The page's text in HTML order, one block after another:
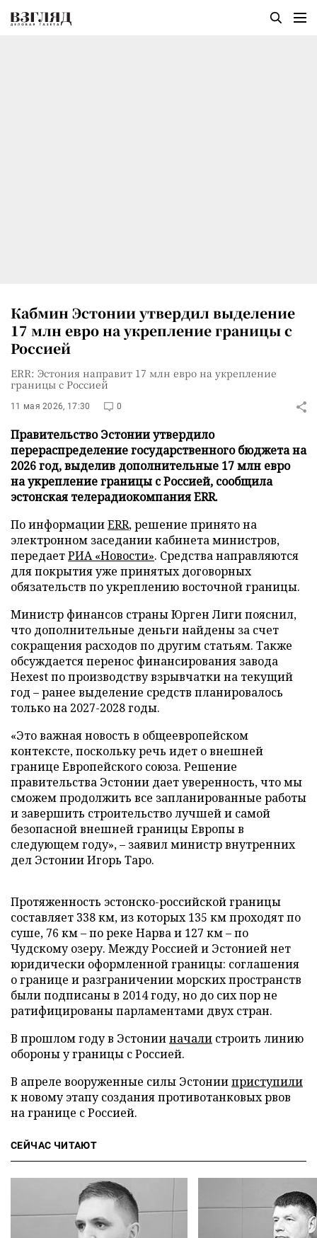
Кабмин Эстонии утвердил выделение
17 млн евро на укрепление границы с
Россией
ERR: Эстония направит 17 млн евро на укрепление
границы с Россией
11 мая 2026, 17:30 0
Правительство Эстонии утвердило
перераспределение государственного бюджета на
2026 год, выделив дополнительные 17 млн евро
на укрепление границы с Россией, сообщила
эстонская телерадиокомпания ERR.
По информацииERR, решение принято на
электронном заседании кабинета министров,
передаетРИА «Новости». Средства направляются
для покрытия уже принятых договорных
обязательств по укреплению восточной границы.
Министр финансов страны Юрген Лиги пояснил,
что дополнительные деньги найдены за счет
сокращения расходов по другим статьям. Также
обсуждается перенос финансирования завода
Hexest по производству взрывчатки на текущий
год – ранее выделение средств планировалось
только на 2027-2028 годы.
«Это важная новость в общеевропейском
контексте, поскольку речь идет о внешней
границе Европейского союза. Решение
правительства Эстонии дает уверенность, что мы
сможем продолжить все запланированные работы
и завершить строительство лучшей и самой
безопасной внешней границы Европы в
следующем году», – заявил министр внутренних
дел Эстонии Игорь Таро.
Протяженность эстонско-российской границы
составляет 338 км, из которых 135 км проходят по
суше, 76 км – по реке Нарва и 127 км – по
Чудскому озеру. Между Россией и Эстонией нет
юридически оформленной границы: соглашения
о границе и разграничении морских пространств
были подписаны в 2014 году, но до сих пор не
ратифицированы парламентами двух стран.
В прошлом году в Эстонииначали строить линию
обороны у границы с Россией.
В апреле вооруженные силы Эстонииприступили
к новому этапу создания противотанковых рвов
на границе с Россией.
СЕЙЧАС ЧИТАЮТ